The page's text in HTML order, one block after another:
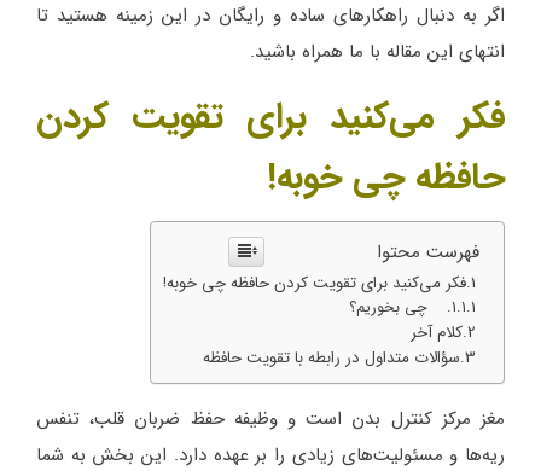
اگر به دنبال راهکارهای ساده و رایگان در این زمینه هستید تا
انتهای این مقاله با ما همراه باشید.
فکر می‌کنید برای تقویت کردن
حافظه چی خوبه!
فهرست محتوا
فکر می‌کنید برای تقویت کردن حافظه چی خوبه!
1. چی بخوریم؟
کلام آخر
سؤالات متداول در رابطه با تقویت حافظه
مغز مرکز کنترل بدن است و وظیفه حفظ ضربان قلب، تنفس
ریه‌ها و مسئولیت‌های زیادی را بر عهده دارد. این بخش به شما